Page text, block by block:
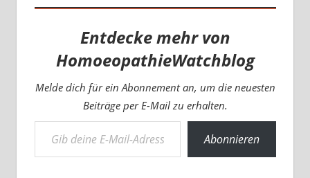
Entdecke mehr von
HomoeopathieWatchblog
Melde dich für ein Abonnement an, um die neuesten
Beiträge per E-Mail zu erhalten.
Gib deine E-Mail-Adresse ein ...
Abonnieren